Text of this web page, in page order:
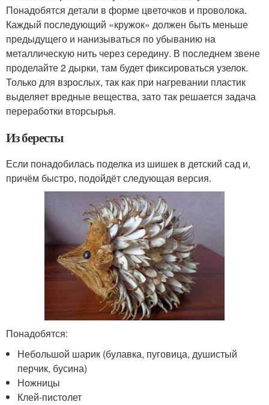
Понадобятся детали в форме цветочков и проволока.
Каждый последующий «кружок» должен быть меньше
предыдущего и нанизываться по убыванию на
металлическую нить через середину. В последнем звене
проделайте 2 дырки, там будет фиксироваться узелок.
Только для взрослых, так как при нагревании пластик
выделяет вредные вещества, зато так решается задача
переработки вторсырья.
Из бересты
Если понадобилась поделка из шишек в детский сад и,
причём быстро, подойдёт следующая версия.
Понадобятся:
Небольшой шарик (булавка, пуговица, душистый
перчик, бусина)
Ножницы
Клей-пистолет